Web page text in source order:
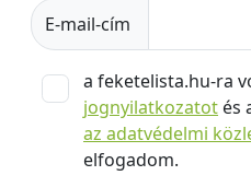
E-mail-cím
a feketelista.hu-ra
jognyilatkozatot és
az adatvédelmi
elfogadom.